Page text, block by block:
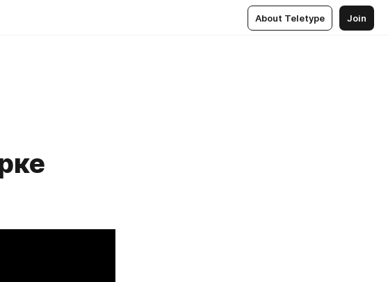
About Teletype Join